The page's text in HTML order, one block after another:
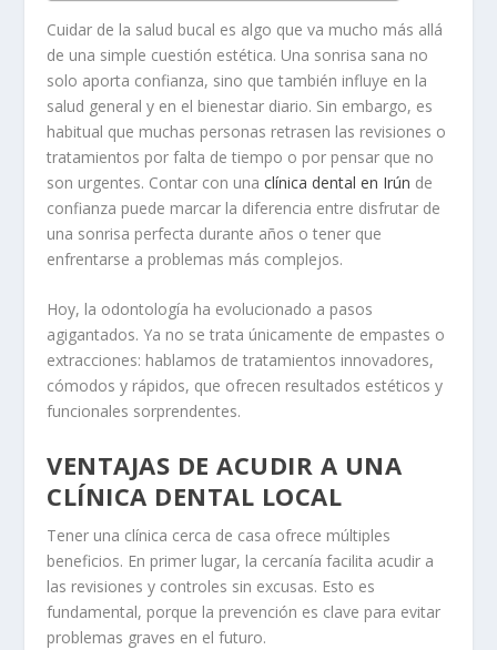
Cuidar de la salud bucal es algo que va mucho más allá
de una simple cuestión estética. Una sonrisa sana no
solo aporta confianza, sino que también influye en la
salud general y en el bienestar diario. Sin embargo, es
habitual que muchas personas retrasen las revisiones o
tratamientos por falta de tiempo o por pensar que no
son urgentes. Contar con unaclínica dental en Irún de
confianza puede marcar la diferencia entre disfrutar de
una sonrisa perfecta durante años o tener que
enfrentarse a problemas más complejos.
Hoy, la odontología ha evolucionado a pasos
agigantados. Ya no se trata únicamente de empastes o
extracciones: hablamos de tratamientos innovadores,
cómodos y rápidos, que ofrecen resultados estéticos y
funcionales sorprendentes.
VENTAJAS DE ACUDIR A UNA
CLÍNICA DENTAL LOCAL
Tener una clínica cerca de casa ofrece múltiples
beneficios. En primer lugar, la cercanía facilita acudir a
las revisiones y controles sin excusas. Esto es
fundamental, porque la prevención es clave para evitar
problemas graves en el futuro.